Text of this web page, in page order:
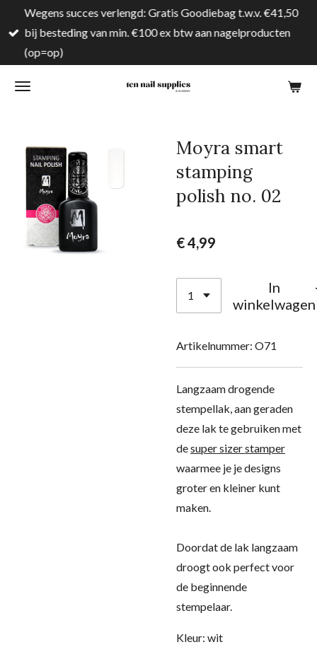
direct
naar
hoofdinhoud
Wegens succes verlengd: Gratis Goodiebag t.w.v. €41,50
bij besteding van min. €100 ex btw aan nagelproducten
(op=op)
Moyra smart
stamping
polish no. 02
€ 4,99
In
winkelwagen
Artikelnummer: O71
Langzaam drogende
stempellak, aan geraden
deze lak te gebruiken met
desuper sizer stamper
waarmee je je designs
groter en kleiner kunt
maken.
Doordat de lak langzaam
droogt ook perfect voor
de beginnende
stempelaar.
Kleur: wit